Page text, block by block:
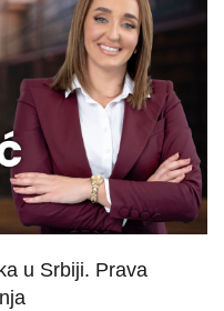
u Srbiji. Prava